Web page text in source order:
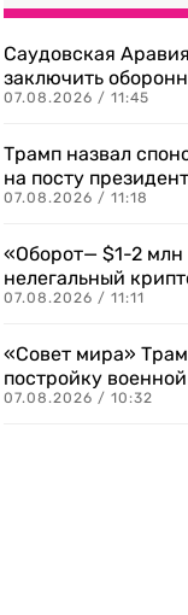
Саудовская
заключить
07.08.2026 / 11:45
Трамп назвал
на посту
07.08.2026 / 11:18
«Оборот— $1-2
нелегальный
07.08.2026 / 11:11
«Совет мира»
постройку
07.08.2026 / 10:32